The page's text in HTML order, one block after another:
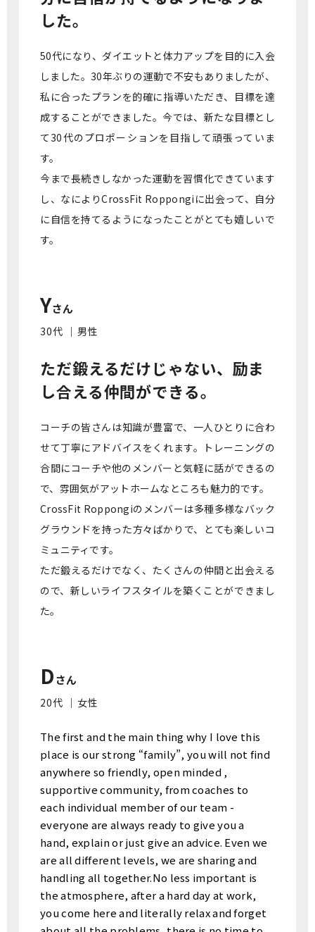
した。
50代になり、ダイエットと体力アップを目的に入会
しました。30年ぶりの運動で不安もありましたが、
私に合ったプランを的確に指導いただき、目標を達
成することができました。今では、新たな目標とし
て30代のプロポーションを目指して頑張っていま
す。
今まで長続きしなかった運動を習慣化できています
し、なによりCrossFit Roppongiに出会って、自分
に自信を持てるようになったことがとても嬉しいで
す。
Yさん
30代 ｜男性
ただ鍛えるだけじゃない、 励ま
し合える仲間ができる。
コーチの皆さんは知識が豊富で、一人ひとりに合わ
せて丁寧にアドバイスをくれます。トレーニングの
合間にコーチや他のメンバーと気軽に話ができるの
で、雰囲気がアットホームなところも魅力的です。
CrossFit Roppongiのメンバーは多種多様なバック
グラウンドを持った方々ばかりで、とても楽しいコ
ミュニティです。
ただ鍛えるだけでなく、たくさんの仲間と出会える
ので、新しいライフスタイルを築くことができまし
た。
Dさん
20代 ｜女性
The first and the main thing why I love this
place is our strong “family”, you will not find
anywhere so friendly, open minded ,
supportive community, from coaches to
each individual member of our team -
everyone are always ready to give you a
hand, explain or just give an advice. Even we
are all different levels, we are sharing and
handling all together.No less important is
the atmosphere, after a hard day at work,
you come here and literally relax and forget